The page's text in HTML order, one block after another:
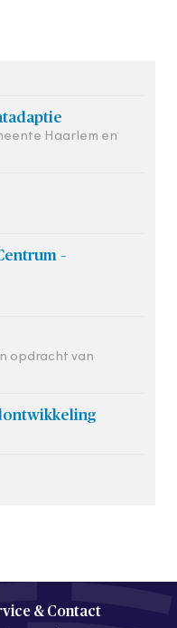
Haarlem en
–
opdracht van
& Contact